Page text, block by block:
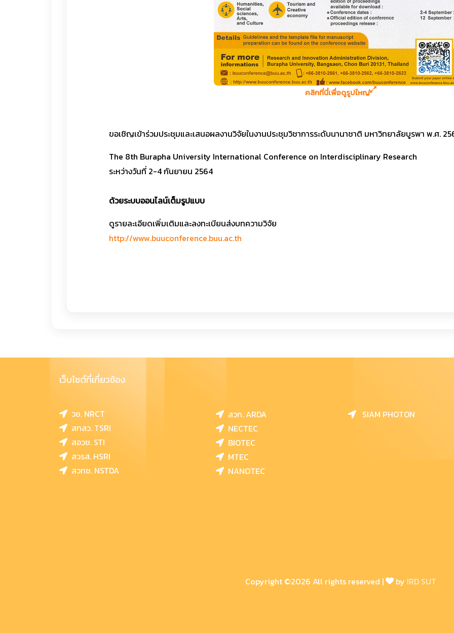
คลิกที่นี่เพื่อดูรูปใหญ่
ขอเชิญเข้าร่วมประชุมและเสนอผลงานวิจัยในงานประชุมวิชาการระดับนานาชาติ มหาวิทยาลัยบูรพา พ.ศ.
The 8th Burapha University International Conference on Interdisciplinary Research
ระหว่างวันที่ 2-4 กันยายน 2564
ด้วยระบบออนไลน์เต็มรูปแบบ
ดูรายละเอียดเพิ่มเติมและลงทะเบียนส่งบทความวิจัย
http://www.buuconference.buu.ac.th
เว็บไซต์ที่เกี่ยวข้อง
วช. NRCT
สทสว. TSRI
สอวช. STI
สวรส. HSRI
สวทช. NSTDA
สวก. ARDA
NECTEC
BIOTEC
MTEC
NANOTEC
SIAM PHOTON
Copyright ©2026 All rights reserved | by IRD SUT